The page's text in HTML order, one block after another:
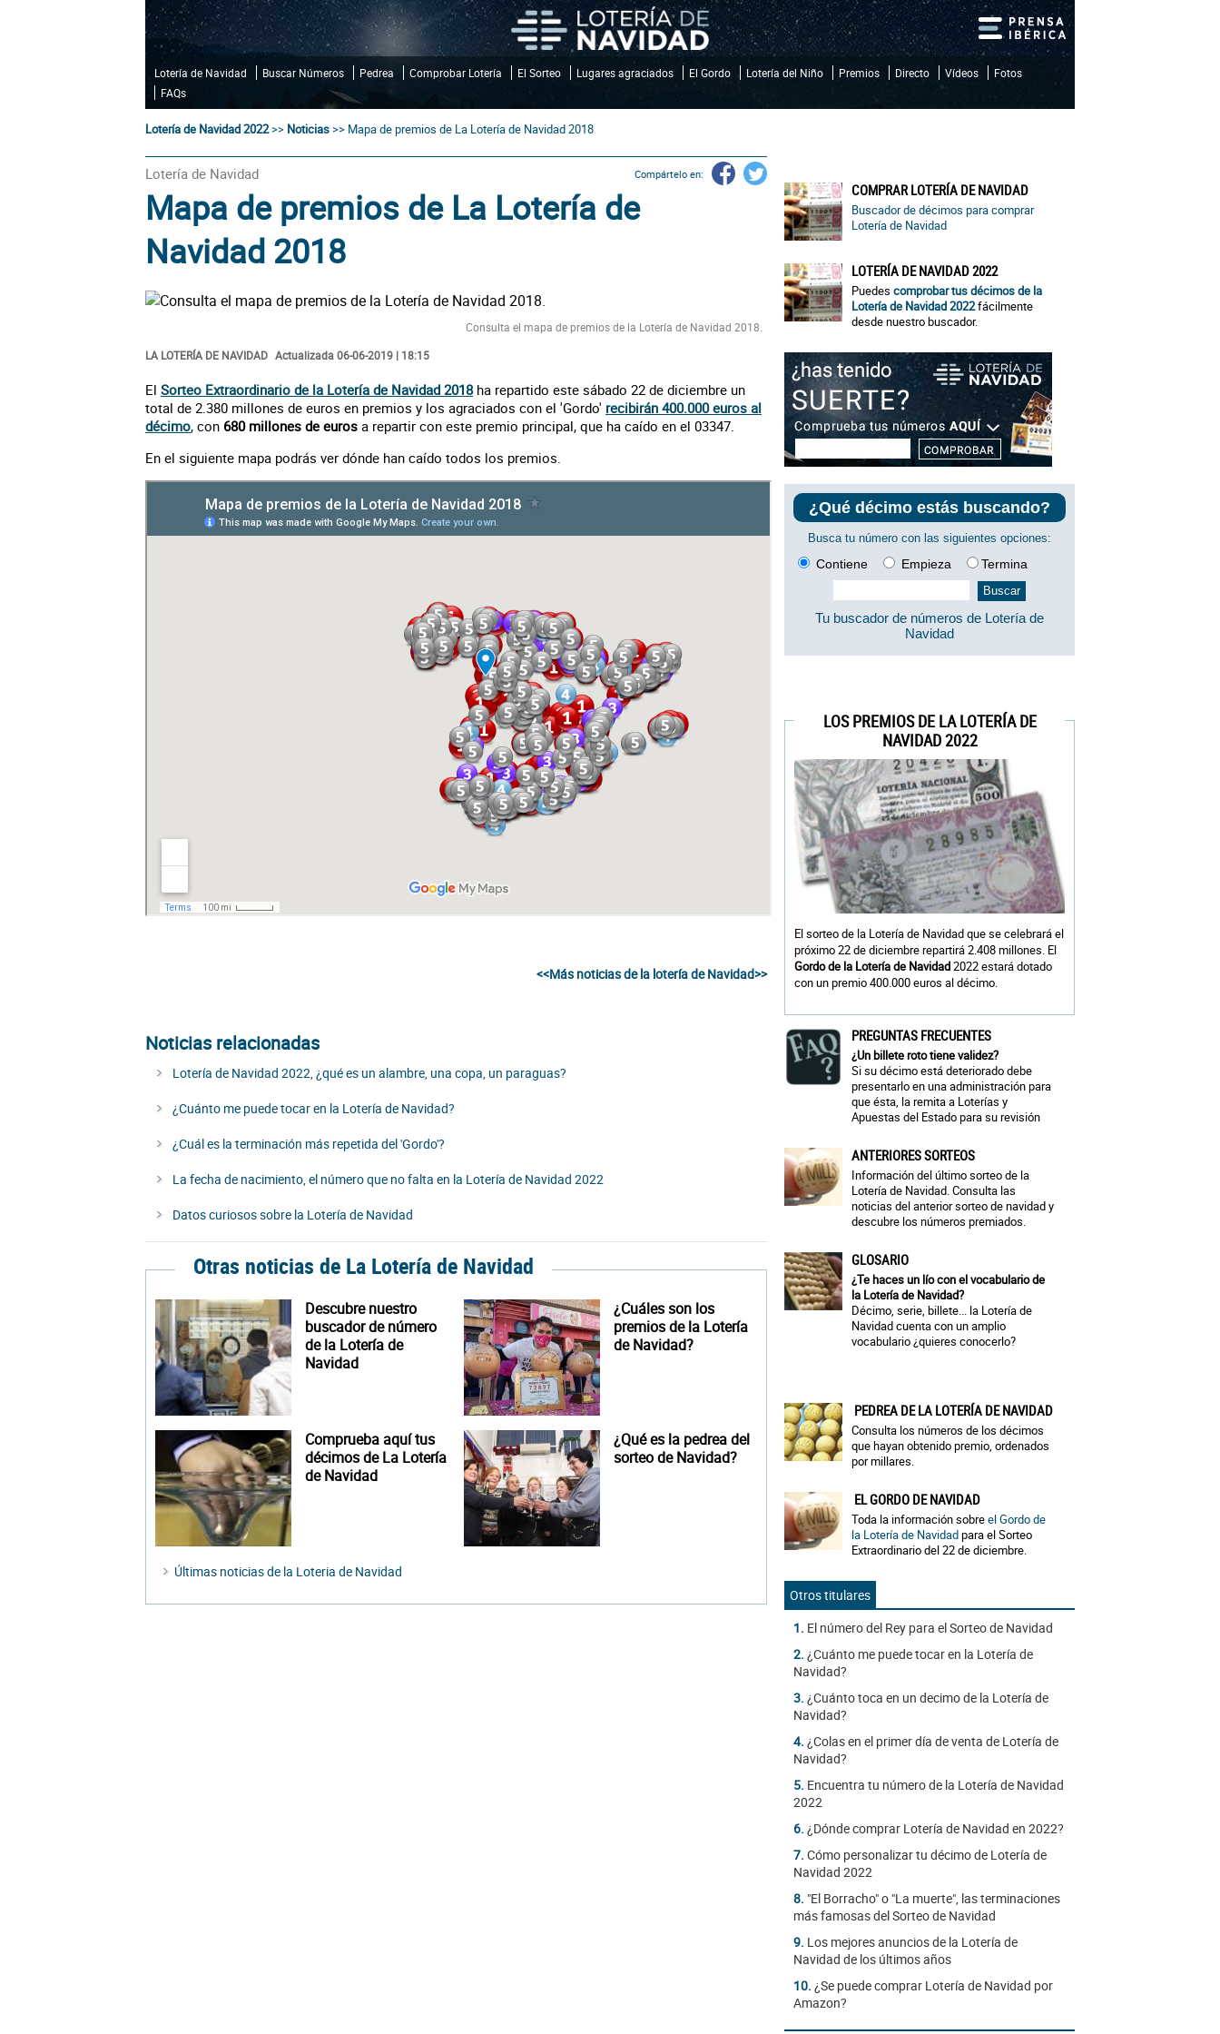
Lotería de Navidad Buscar Números Pedrea Comprobar Lotería El Sorteo Lugares agraciados El Gordo Lotería del Niño Premios Directo Vídeos
Fotos
FAQs
Lotería de Navidad 2022>> Noticias>> Mapa de premios de La Lotería de Navidad 2018
Compártelo en:
Lotería de Navidad
Mapa de premios de La Lotería de
Navidad 2018
Consulta el mapa de premios de la Lotería de Navidad 2018.
LA LOTERÍA DE NAVIDAD Actualizada 06-06-2019 | 18:15
El Sorteo Extraordinario de la Lotería de Navidad 2018ha repartido este sábado 22 de diciembre un
total de 2.380 millones de euros en premios y los agraciados con el 'Gordo' recibirán 400.000 euros al
décimo, con 680 millones de euros a repartir con este premio principal, que ha caído en el 03347.
En el siguiente mapa podrás ver dónde han caído todos los premios.
<<Más noticias de la lotería de Navidad>>
Noticias relacionadas
Lotería de Navidad 2022, ¿qué es un alambre, una copa, un paraguas?
¿Cuánto me puede tocar en la Lotería de Navidad?
¿Cuál es la terminación más repetida del 'Gordo'?
La fecha de nacimiento, el número que no falta en la Lotería de Navidad 2022
Datos curiosos sobre la Lotería de Navidad
Otras noticias de La Lotería de Navidad
Descubre nuestro
buscador de número
de la Lotería de
Navidad
¿Cuáles son los
premios de la Lotería
de Navidad?
Comprueba aquí tus
décimos de La Lotería
de Navidad
¿Qué es la pedrea del
sorteo de Navidad?
Últimas noticias de la Loteria de Navidad
COMPRAR LOTERÍA DE NAVIDAD
Buscador de décimos para comprar
Lotería de Navidad
LOTERÍA DE NAVIDAD 2022
Puedes comprobar tus décimos de la
Lotería de Navidad 2022fácilmente
desde nuestro buscador.
¿Qué décimo estás buscando?
Busca tu número con las siguientes opciones:
Contiene Empieza Termina
Tu buscador de números de Lotería de
Navidad
LOS PREMIOS DE LA LOTERÍA DE
NAVIDAD 2022
El sorteo de la Lotería de Navidad que se celebrará el
próximo 22 de diciembre repartirá 2.408 millones. El
Gordo de la Lotería de Navidad2022 estará dotado
con un premio 400.000 euros al décimo.
PREGUNTAS FRECUENTES
¿Un billete roto tiene validez?
Si su décimo está deteriorado debe
presentarlo en una administración para
que ésta, la remita a Loterías y
Apuestas del Estado para su revisión
ANTERIORES SORTEOS
Información del último sorteo de la
Lotería de Navidad. Consulta las
noticias del anterior sorteo de navidad y
descubre los números premiados.
GLOSARIO
¿Te haces un lío con el vocabulario de
la Lotería de Navidad?
Décimo, serie, billete... la Lotería de
Navidad cuenta con un amplio
vocabulario ¿quieres conocerlo?
PEDREA DE LA LOTERÍA DE NAVIDAD
Consulta los números de los décimos
que hayan obtenido premio, ordenados
por millares.
EL GORDO DE NAVIDAD
Toda la información sobreel Gordo de
la Lotería de Navidadpara el Sorteo
Extraordinario del 22 de diciembre.
Otros titulares
1. El número del Rey para el Sorteo de Navidad
2. ¿Cuánto me puede tocar en la Lotería de
Navidad?
3. ¿Cuánto toca en un decimo de la Lotería de
Navidad?
4. ¿Colas en el primer día de venta de Lotería de
Navidad?
5. Encuentra tu número de la Lotería de Navidad
2022
6. ¿Dónde comprar Lotería de Navidad en 2022?
7. Cómo personalizar tu décimo de Lotería de
Navidad 2022
8. "El Borracho" o "La muerte", las terminaciones
más famosas del Sorteo de Navidad
9. Los mejores anuncios de la Lotería de
Navidad de los últimos años
10. ¿Se puede comprar Lotería de Navidad por
Amazon?